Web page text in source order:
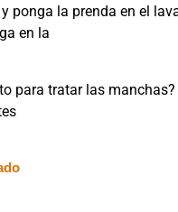
ponga la prenda en el
en la
para tratar las